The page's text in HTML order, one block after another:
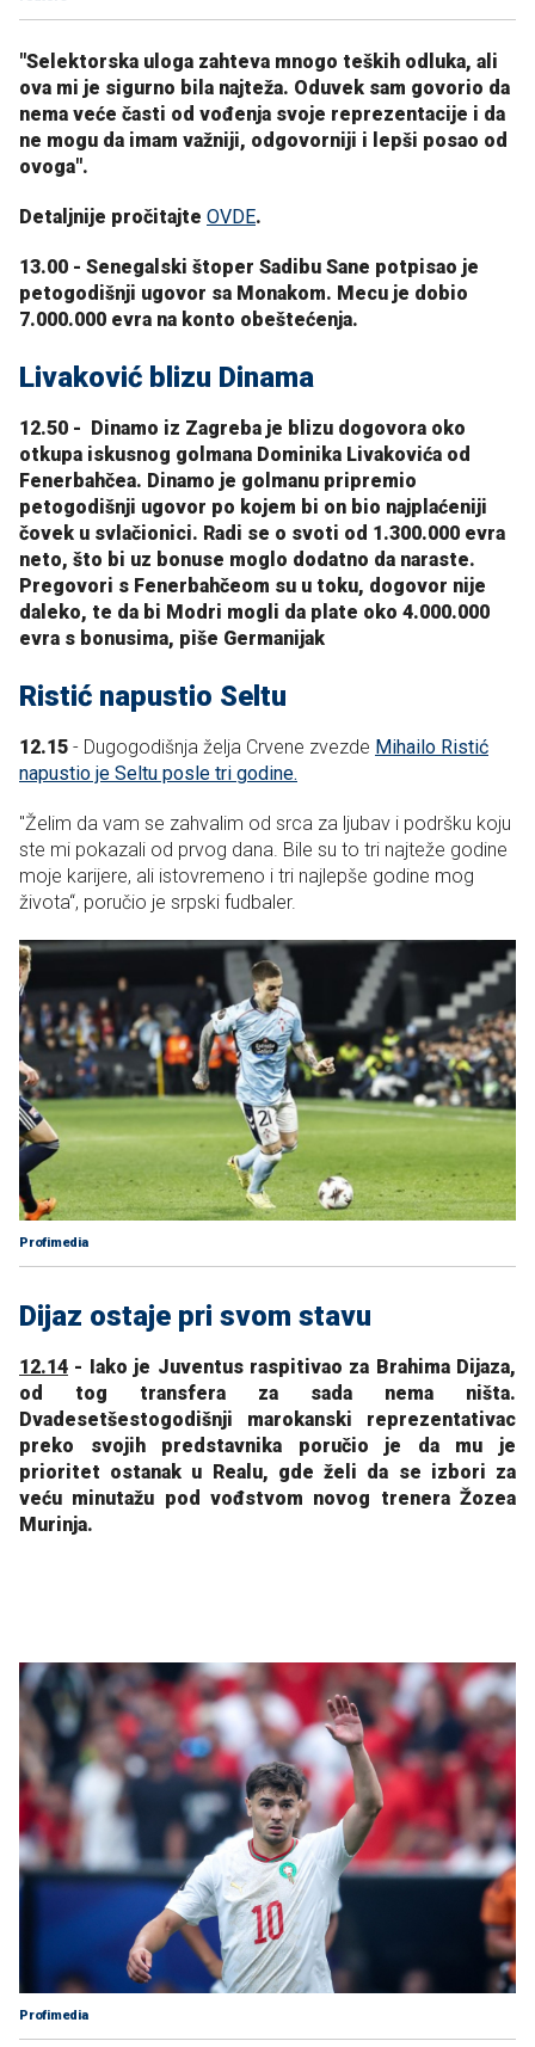
"Selektorska uloga zahteva mnogo teških odluka, ali
ova mi je sigurno bila najteža. Oduvek sam govorio da
nema veće časti od vođenja svoje reprezentacije i da
ne mogu da imam važniji, odgovorniji i lepši posao od
ovoga".
Detaljnije pročitajte OVDE.
13.00 - Senegalski štoper Sadibu Sane potpisao je
petogodišnji ugovor sa Monakom. Mecu je dobio
7.000.000 evra na konto obeštećenja.
Livaković blizu Dinama
12.50 - Dinamo iz Zagreba je blizu dogovora oko
otkupa iskusnog golmana Dominika Livakovića od
Fenerbahčea. Dinamo je golmanu pripremio
petogodišnji ugovor po kojem bi on bio najplaćeniji
čovek u svlačionici. Radi se o svoti od 1.300.000 evra
neto, što bi uz bonuse moglo dodatno da naraste.
Pregovori s Fenerbahčeom su u toku, dogovor nije
daleko, te da bi Modri mogli da plate oko 4.000.000
evra s bonusima, piše Germanijak
Ristić napustio Seltu
12.15 - Dugogodišnja želja Crvene zvezde Mihailo Ristić
napustio je Seltu posle tri godine.
"Želim da vam se zahvalim od srca za ljubav i podršku koju
ste mi pokazali od prvog dana. Bile su to tri najteže godine
moje karijere, ali istovremeno i tri najlepše godine mog
života“, poručio je srpski fudbaler.
Profimedia
Dijaz ostaje pri svom stavu
12.14 - Iako je Juventus raspitivao za Brahima Dijaza,
od tog transfera za sada nema ništa.
Dvadesetšestogodišnji marokanski reprezentativac
preko svojih predstavnika poručio je da mu je
prioritet ostanak u Realu, gde želi da se izbori za
veću minutažu pod vođstvom novog trenera Žozea
Murinja.
Profimedia